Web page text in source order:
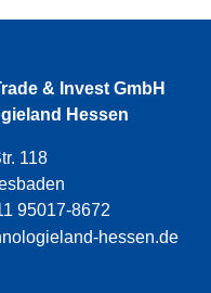
& Invest GmbH
Hessen
118
95017-8672
hessen.de